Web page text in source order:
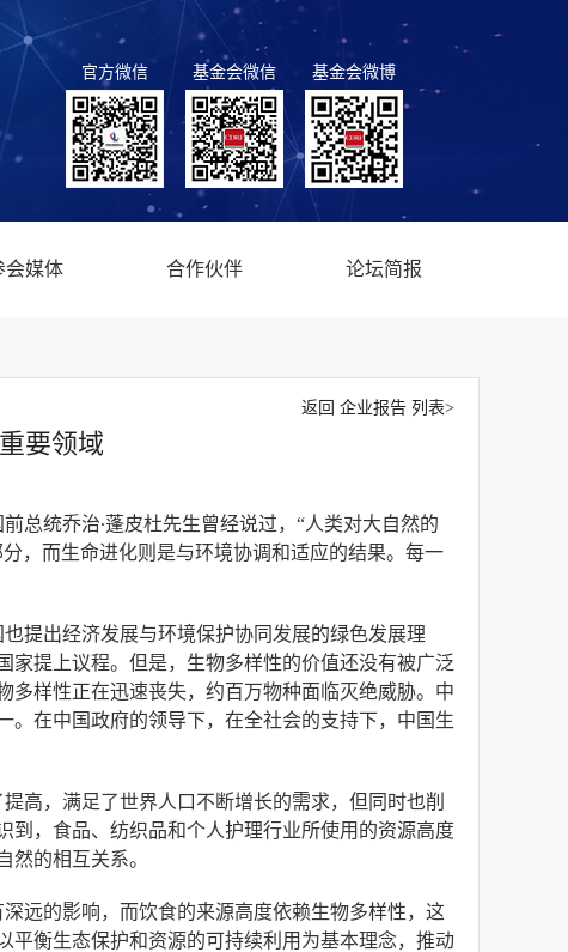
官方微信 基金会微信 基金会微博
会媒体 合作伙伴 论坛简报
返回 企业报告 列表>
要领域
总统乔治∙蓬皮杜先生曾经说过，“人类对大自然的
，而生命进化则是与环境协调和适应的结果。每一
提出经济发展与环境保护协同发展的绿色发展理
家提上议程。但是，生物多样性的价值还没有被广泛
样性正在迅速丧失，约百万物种面临灭绝威胁。中
。在中国政府的领导下，在全社会的支持下，中国生
高，满足了世界人口不断增长的需求，但同时也削
到，食品、纺织品和个人护理行业所使用的资源高度
的相互关系。
远的影响，而饮食的来源高度依赖生物多样性，这
平衡生态保护和资源的可持续利用为基本理念，推动